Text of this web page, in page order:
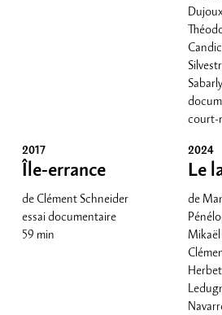
court-
2017
Île-errance
de Clément Schneider
essai documentaire
59 min
2024
Le
de
Mikaël